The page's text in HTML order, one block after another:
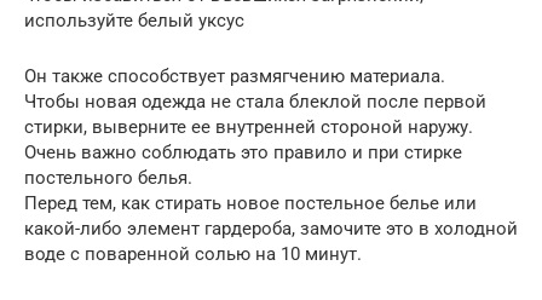
используйте белый уксус
Он также способствует размягчению материала.
Чтобы новая одежда не стала блеклой после первой
стирки, выверните ее внутренней стороной наружу.
Очень важно соблюдать это правило и при стирке
постельного белья.
Перед тем, как стирать новое постельное белье или
какой-либо элемент гардероба, замочите это в холодной
воде с поваренной солью на 10 минут.